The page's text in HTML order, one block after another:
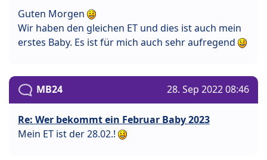
Guten Morgen
Wir haben den gleichen ET und dies ist auch mein
erstes Baby. Es ist für mich auch sehr aufregend
MB24 28. Sep 2022 08:46
Re: Wer bekommt ein Februar Baby 2023
Mein ET ist der 28.02.!